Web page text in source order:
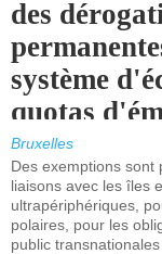
des
système
quotas
maritimes
après 2030.
Bruxelles
Des exemptions sont
liaisons avec les îles
ultrapériphériques,
polaires, pour les
public